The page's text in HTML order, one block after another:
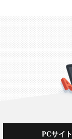
PCサイト